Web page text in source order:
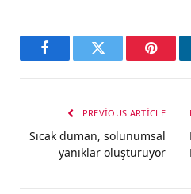
FacebookTwitter
PREVIOUS ARTICLE
Sıcak duman, solunumsal
yanıklar oluşturuyor